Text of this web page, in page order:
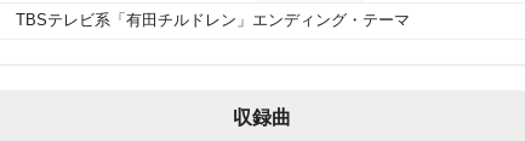
TBSテレビ系「有田チルドレン」エンディング・テーマ
収録曲